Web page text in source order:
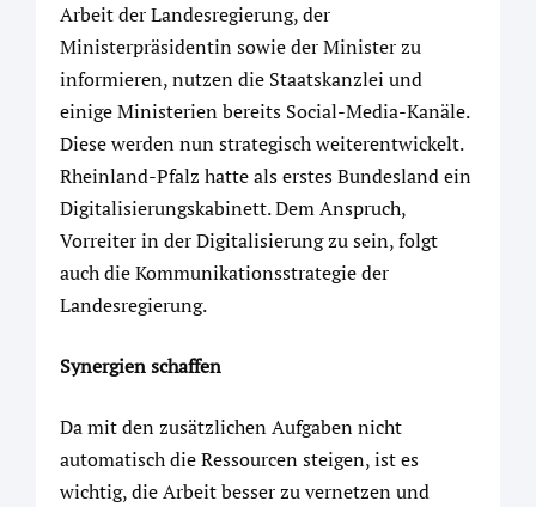
Arbeit der Landesregierung, der
Ministerpräsidentin sowie der Minister zu
informieren, nutzen die Staatskanzlei und
einige Ministerien bereits Social-Media-Kanäle.
Diese werden nun strategisch weiterentwickelt.
Rheinland-Pfalz hatte als erstes Bundesland ein
Digitalisierungskabinett. Dem Anspruch,
Vorreiter in der Digitalisierung zu sein, folgt
auch die Kommunikationsstrategie der
Landesregierung.
Synergien schaffen
Da mit den zusätzlichen Aufgaben nicht
automatisch die Ressourcen steigen, ist es
wichtig, die Arbeit besser zu vernetzen und